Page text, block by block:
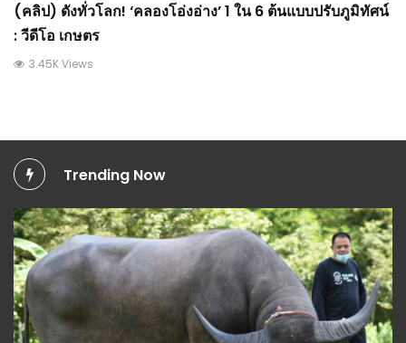
(คลิป) ดังทั่วโลก! ‘คลองโอ่งอ่าง’ 1 ใน 6 ต้นแบบปรับภูมิทัศน์
: วีดีโอ เกษตร
3.45K Views
Trending Now